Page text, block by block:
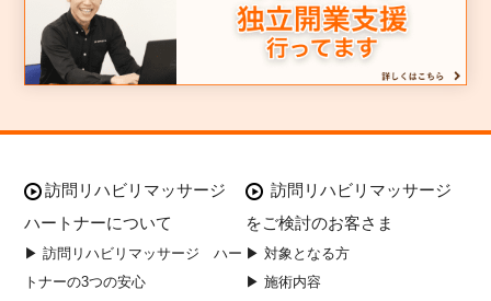
訪問リハビリマッサージ
ハートナーについて
▶ 訪問リハビリマッサージ ハー
トナーの3つの安心
訪問リハビリマッサージ
をご検討のお客さま
▶ 対象となる方
▶ 施術内容